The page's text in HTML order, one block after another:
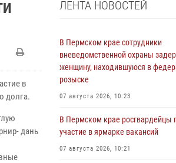
в
долга.
дань
ЛЕНТА НОВОСТЕЙ
В Пермском крае сотрудники
вневедомственной охраны
женщину, находившуюся в
розыске
07 августа 2026, 10:23
В Пермском крае росгвардейцы
участие в ярмарке вакансий
07 августа 2026, 10:21